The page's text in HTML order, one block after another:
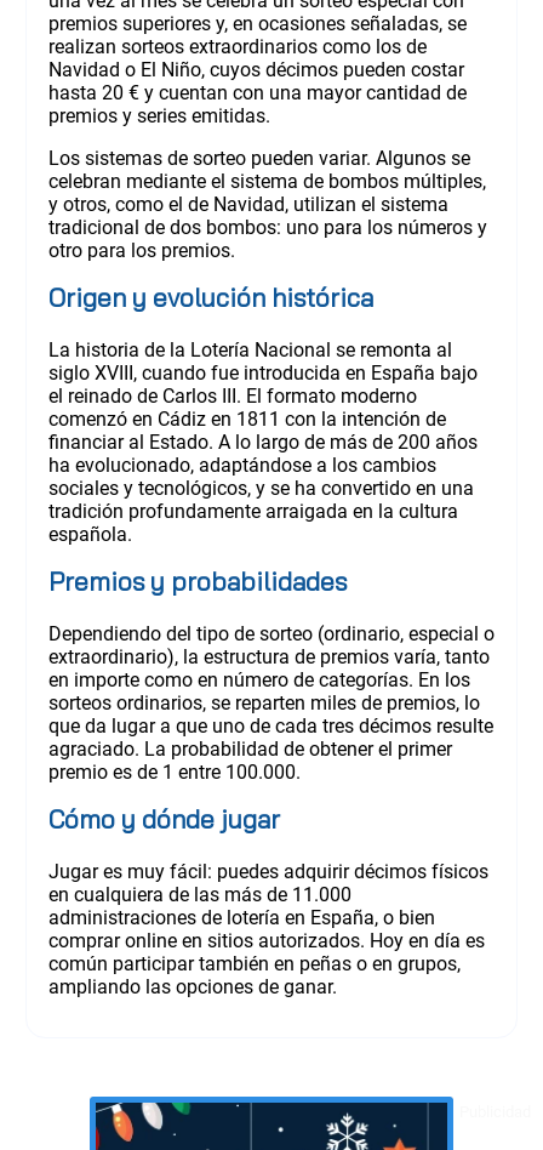
premios superiores y, en ocasiones señaladas, se
realizan sorteos extraordinarios como los de
Navidad o El Niño, cuyos décimos pueden costar
hasta 20 € y cuentan con una mayor cantidad de
premios y series emitidas.
Los sistemas de sorteo pueden variar. Algunos se
celebran mediante el sistema de bombos múltiples,
y otros, como el de Navidad, utilizan el sistema
tradicional de dos bombos: uno para los números y
otro para los premios.
Origen y evolución histórica
La historia de la Lotería Nacional se remonta al
siglo XVIII, cuando fue introducida en España bajo
el reinado de Carlos III. El formato moderno
comenzó en Cádiz en 1811 con la intención de
financiar al Estado. A lo largo de más de 200 años
ha evolucionado, adaptándose a los cambios
sociales y tecnológicos, y se ha convertido en una
tradición profundamente arraigada en la cultura
española.
Premios y probabilidades
Dependiendo del tipo de sorteo (ordinario, especial o
extraordinario), la estructura de premios varía, tanto
en importe como en número de categorías. En los
sorteos ordinarios, se reparten miles de premios, lo
que da lugar a que uno de cada tres décimos resulte
agraciado. La probabilidad de obtener el primer
premio es de 1 entre 100.000.
Cómo y dónde jugar
Jugar es muy fácil: puedes adquirir décimos físicos
en cualquiera de las más de 11.000
administraciones de lotería en España, o bien
comprar online en sitios autorizados. Hoy en día es
común participar también en peñas o en grupos,
ampliando las opciones de ganar.